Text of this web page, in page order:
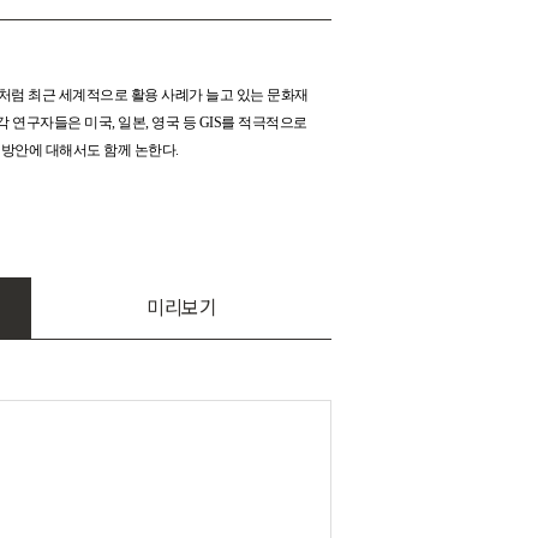
최근 세계적으로 활용 사례가 늘고 있는 문화재
연구자들은 미국, 일본, 영국 등 GIS를 적극적으로
안에 대해서도 함께 논한다.
미리보기